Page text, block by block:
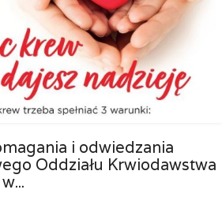
i odwiedzania
Oddziału Krwiodawstwa